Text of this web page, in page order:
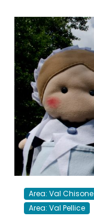
Area: Val Chisone
Area: Val Pellice